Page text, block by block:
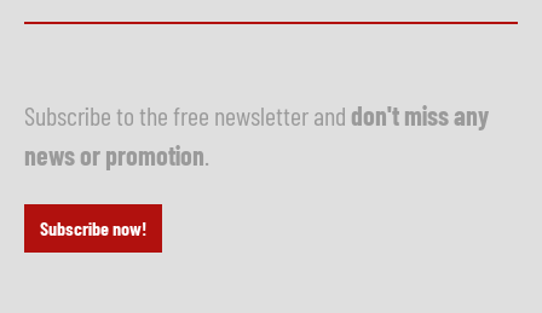
Subscribe to the free newsletter and don't miss any
news or promotion
Subscribe now!